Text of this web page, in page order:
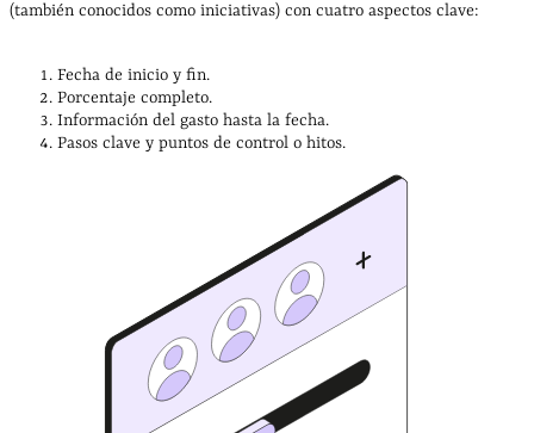
(también conocidos como iniciativas) con cuatro aspectos clave:
Fecha de inicio y fin.
Porcentaje completo.
Información del gasto hasta la fecha.
Pasos clave y puntos de control o hitos.